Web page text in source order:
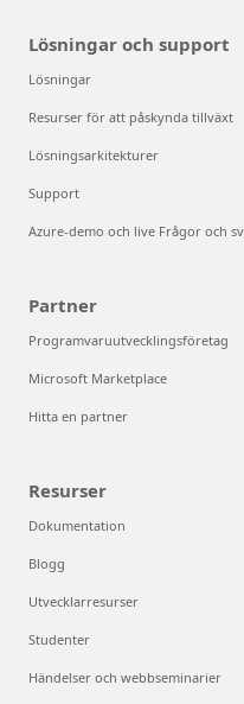
Lösningar och support
Lösningar
Resurser för att påskynda tillväxt
Lösningsarkitekturer
Support
Azure-demo och live Frågor och
Partner
Programvaruutvecklingsföretag
Microsoft Marketplace
Hitta en partner
Resurser
Dokumentation
Blogg
Utvecklarresurser
Studenter
Händelser och webbseminarier